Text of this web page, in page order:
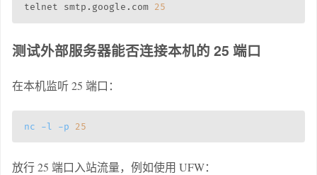
telnet smtp.google.com 25
测试外部服务器能否连接本机的 25 端口
在本机监听 25 端口：
nc -l -p 25
放行 25 端口入站流量，例如使用 UFW：